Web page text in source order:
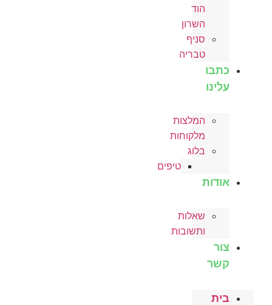
הוד
השרון
סניף
טבריה
כתבו
עלינו
המלצות
מלקוחות
בלוג
טיפים
אודות
שאלות
ותשובות
צור
קשר
בית